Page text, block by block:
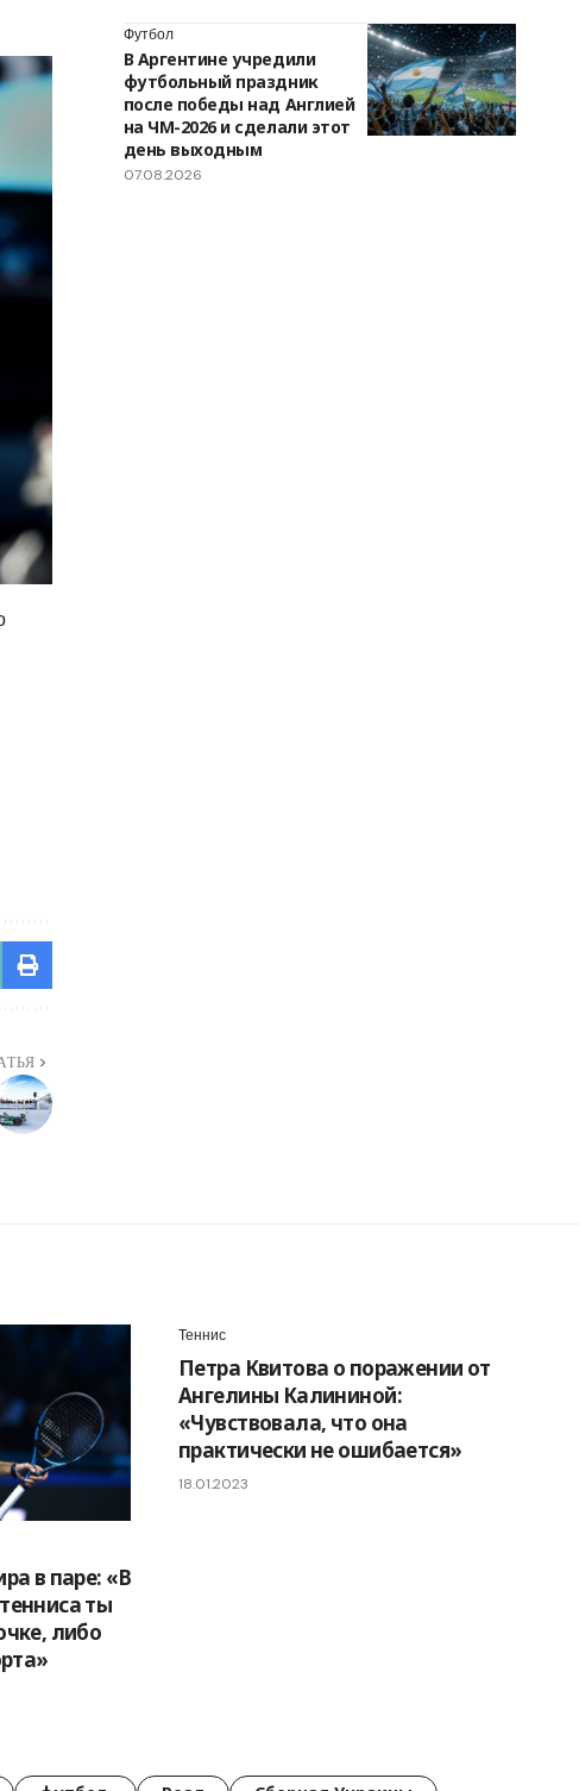
Футбол
В Аргентине учредили
футбольный праздник
после победы над Англией
на ЧМ-2026 и сделали этот
день выходным
07.08.2026
в паре: «В
ты
либо
Теннис
Петра Квитова о поражении от
Ангелины Калининой:
«Чувствовала, что она
практически не ошибается»
18.01.2023